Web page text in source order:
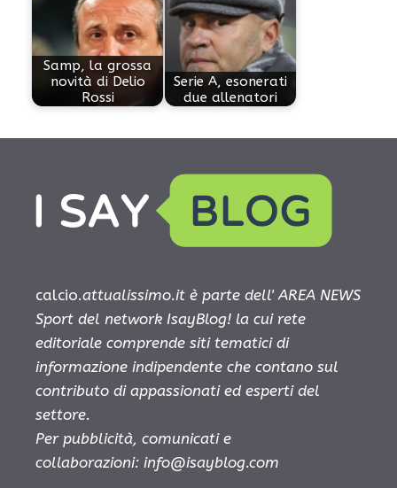
Samp, la grossa
novità di Delio
Rossi
Serie A, esonerati
due allenatori
calcio.attualissimo.it è parte dell' AREA NEWS
Sport del network IsayBlog! la cui rete
editoriale comprende siti tematici di
informazione indipendente che contano sul
contributo di appassionati ed esperti del
settore.
Per pubblicità, comunicati e
collaborazioni: info@isayblog.com